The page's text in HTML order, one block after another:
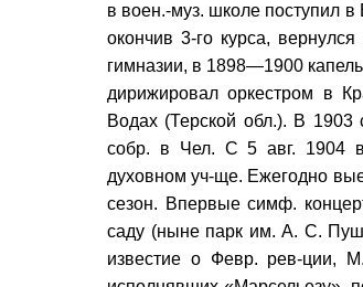
в воен.-муз. школе поступил
окончив 3-го курса,
гимназии, в 1898—1900
дирижировал оркестром в
Водах (Терской обл.). В 1903
собр. в Чел. С 5 авг. 1904 в
духовном уч-ще. Ежегодно
сезон. Впервые симф.
саду (ныне парк им. А. С.
известие о Февр. рев-ции,